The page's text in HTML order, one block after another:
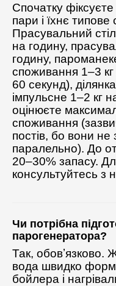
Спочатку
пари і їхнє
Прасувальний
на годину,
годину,
споживання 1–3
60 секунд),
імпульсне 1–2 кг
оцінюєте
споживання
постів, бо вони
паралельно). До
20–30% запасу.
консультуйтесь
Чи потрібна
парогенератора?
Так, обовʼязково.
вода швидко
бойлера і